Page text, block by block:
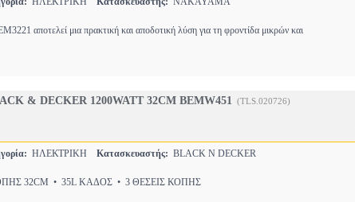
αποτελεί μια πρακτική και αποδοτική λύση για τη φροντίδα μικρών και
DECKER 1200WATT 32CM BEMW451 (TLS.020726)
ΗΛΕΚΤΡΙΚΗ Κατασκευαστής: BLACK N DECKER
32CM • 35L ΚΑΔΟΣ • 3 ΘΕΣΕΙΣ ΚΟΠΗΣ